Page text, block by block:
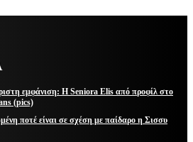
εμφάνιση: Η Seniora Elis από προφίλ στο
(pics)
ποτέ είναι σε σχέση με παίδαρο η Σισσυ